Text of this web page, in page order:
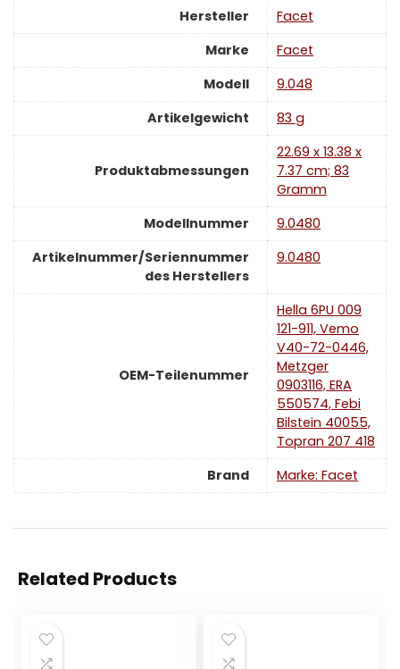
Hersteller
‎Facet
Marke
‎Facet
Modell
‎9.048
Artikelgewicht
‎83 g
Produktabmessungen
‎22.69 x 13.38 x
7.37 cm; 83
Gramm
Modellnummer
‎9.0480
Artikelnummer/Seriennummer
des Herstellers
‎9.0480
OEM-Teilenummer
‎Hella 6PU 009
121-911, Vemo
V40-72-0446,
Metzger
0903116, ERA
550574, Febi
Bilstein 40055,
Topran 207 418
Brand
Marke: Facet
Related Products